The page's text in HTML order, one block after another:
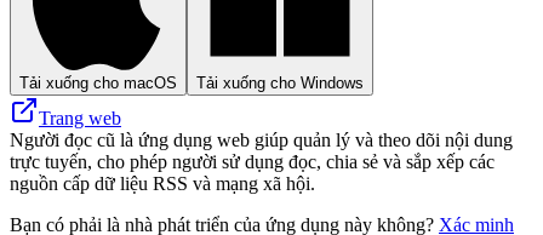
Tải xuống cho macOS Tải xuống cho Windows
Trang web
Người đọc cũ là ứng dụng web giúp quản lý và theo dõi nội dung
trực tuyến, cho phép người sử dụng đọc, chia sẻ và sắp xếp các
nguồn cấp dữ liệu RSS và mạng xã hội.
Bạn có phải là nhà phát triển của ứng dụng này không? Xác minh